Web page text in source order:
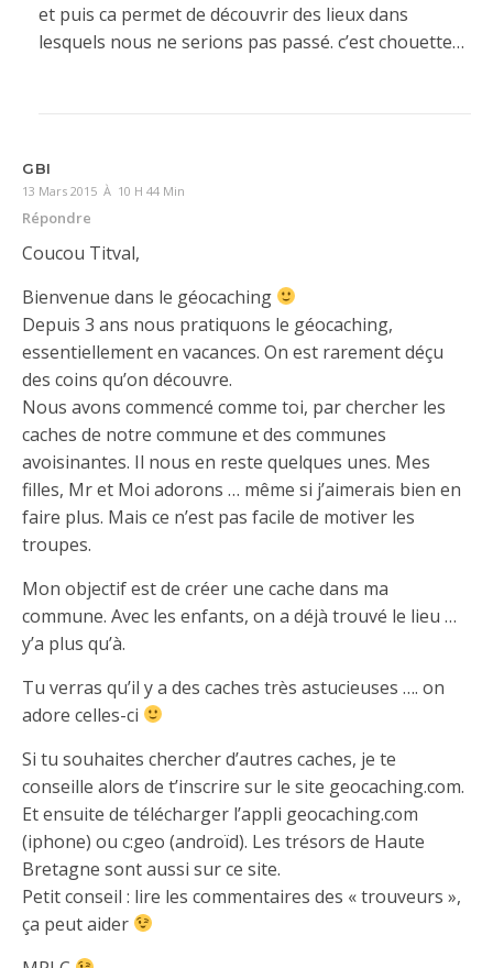
et puis ca permet de découvrir des lieux dans
lesquels nous ne serions pas passé. c’est chouette…
GBI
13 Mars 2015 À 10 H 44 Min
Répondre
Coucou Titval,
Bienvenue dans le géocaching
Depuis 3 ans nous pratiquons le géocaching,
essentiellement en vacances. On est rarement déçu
des coins qu’on découvre.
Nous avons commencé comme toi, par chercher les
caches de notre commune et des communes
avoisinantes. Il nous en reste quelques unes. Mes
filles, Mr et Moi adorons … même si j’aimerais bien en
faire plus. Mais ce n’est pas facile de motiver les
troupes.
Mon objectif est de créer une cache dans ma
commune. Avec les enfants, on a déjà trouvé le lieu …
y’a plus qu’à.
Tu verras qu’il y a des caches très astucieuses …. on
adore celles-ci
Si tu souhaites chercher d’autres caches, je te
conseille alors de t’inscrire sur le site geocaching.com.
Et ensuite de télécharger l’appli geocaching.com
(iphone) ou c:geo (androïd). Les trésors de Haute
Bretagne sont aussi sur ce site.
Petit conseil : lire les commentaires des « trouveurs »,
ça peut aider